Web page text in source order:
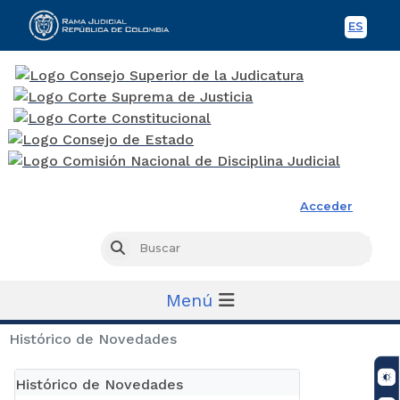
ES
Acceder
Buscar
Menú
Histórico de Novedades
Histórico de Novedades